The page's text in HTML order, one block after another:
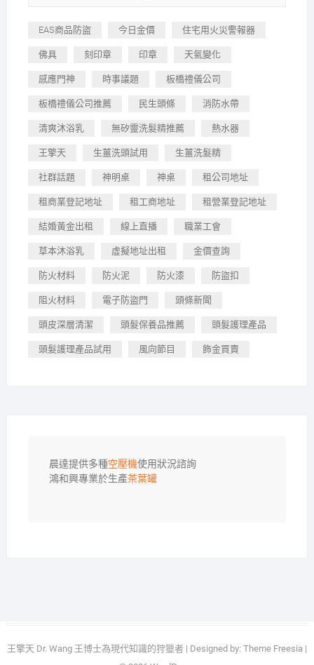
EAS商品防盜 今日金價 住宅用火災警報器
佛具 刻印章 印章 天氣變化
感應門神 時事議題 板橋禮儀公司
板橋禮儀公司推薦 民生頭條 消防水帶
清爽沐浴乳 無矽靈洗髮精推薦 熱水器
王擎天 生薑洗頭試用 生薑洗髮精
社群話題 神明桌 神桌 租公司地址
租商業登記地址 租工商地址 租營業登記地址
結婚黃金出租 線上直播 職業工會
草本沐浴乳 虛擬地址出租 金價查詢
防火材料 防火泥 防火漆 防盜扣
阻火材料 電子防盜門 頭條新聞
頭皮深層清潔 頭髮保養品推薦 頭髮護理產品
頭髮護理產品試用 風向節目 飾金買賣
晨達提供多種空壓機使用狀況諮詢
鴻和興專業於生產茶葉罐
王擎天 Dr. Wang 王博士為現代知識的狩獵者| Designed by: Theme Freesia|